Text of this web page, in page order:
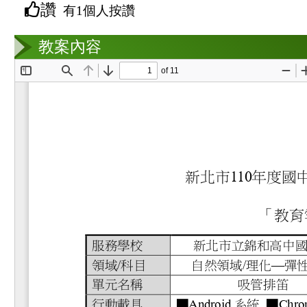
教案互動
讚 有1個人按讚
教案內容